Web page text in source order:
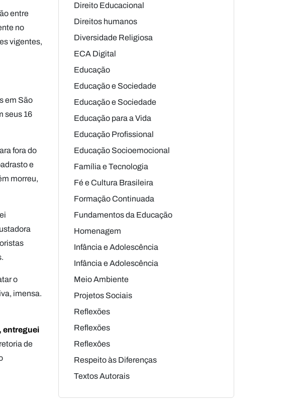
entre
no
vigentes,
em São
seus 16
fora do
e
morreu,
o
imensa.
entreguei
de
Direito Educacional
Direitos humanos
Diversidade Religiosa
ECA Digital
Educação
Educação e Sociedade
Educação e Sociedade
Educação para a Vida
Educação Profissional
Educação Socioemocional
Família e Tecnologia
Fé e Cultura Brasileira
Formação Continuada
Fundamentos da Educação
Homenagem
Infância e Adolescência
Infância e Adolescência
Meio Ambiente
Projetos Sociais
Reflexões
Reflexões
Reflexôes
Respeito às Diferenças
Textos Autorais